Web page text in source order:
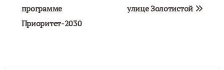
программе
Приоритет-2030
улице Золотистой